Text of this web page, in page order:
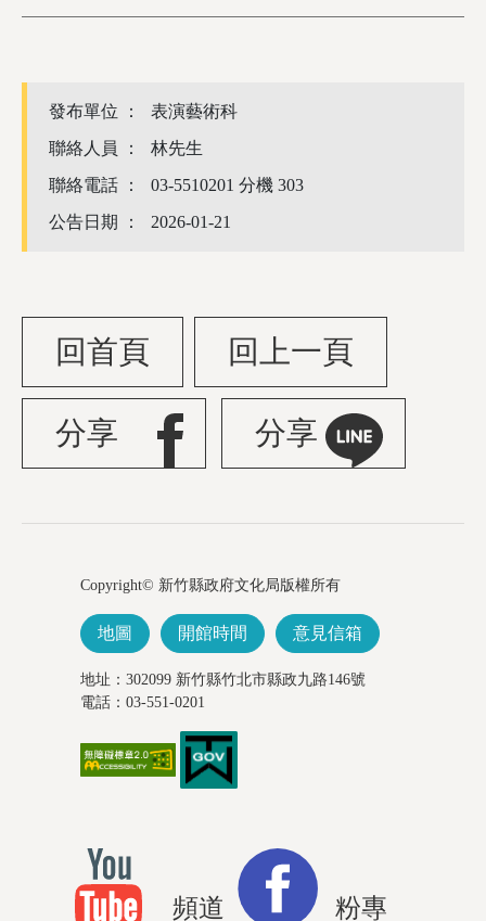
發布單位 ：
表演藝術科
聯絡人員 ：
林先生
聯絡電話 ：
03-5510201 分機 303
公告日期 ：
2026-01-21
回首頁 回上一頁
分享 分享
Copyright© 新竹縣政府文化局版權所有
地圖 開館時間 意見信箱
地址：302099 新竹縣竹北市縣政九路146號
電話：03-551-0201
頻道 粉專